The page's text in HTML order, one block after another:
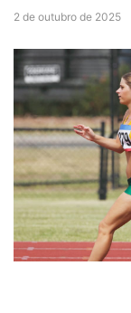
2 de outubro de 2025